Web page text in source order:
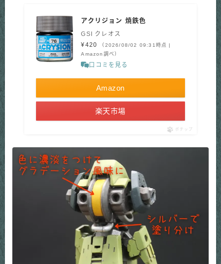
アクリジョン 焼鉄色
GSI クレオス
¥420
（2026/08/02 09:31時点 |
Amazon調べ）
口コミを見る
Amazon
楽天市場
ポチップ